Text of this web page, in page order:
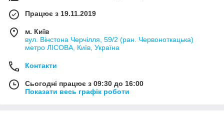
Працює з 19.11.2019
м. Київ
вул. Вінстона Черчілля, 59/2 (ран. Червоноткацька)
метро ЛІСОВА, Київ, Україна
Контакти
Сьогодні працює з 09:30 до 16:00
Показати весь графік роботи